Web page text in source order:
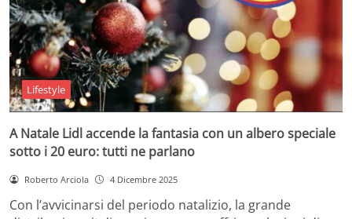
Lifestyle
A Natale Lidl accende la fantasia con un albero speciale
sotto i 20 euro: tutti ne parlano
Roberto Arciola 4 Dicembre 2025
Con l’avvicinarsi del periodo natalizio, la grande